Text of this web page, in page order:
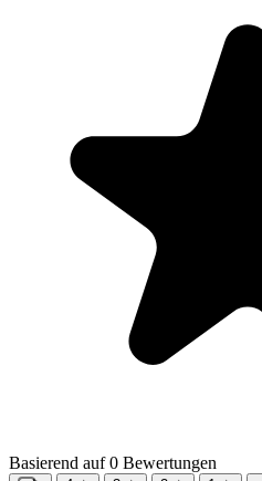
Basierend auf 0 Bewertungen